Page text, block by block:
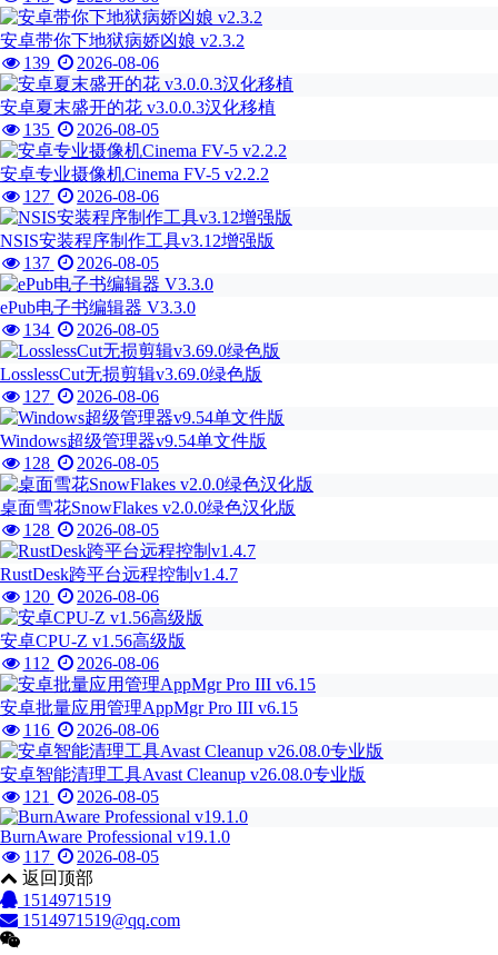
安卓带你下地狱病娇凶娘 v2.3.2
139
2026-08-06
安卓夏末盛开的花 v3.0.0.3汉化移植
135
2026-08-05
安卓专业摄像机Cinema FV-5 v2.2.2
127
2026-08-06
NSIS安装程序制作工具v3.12增强版
137
2026-08-05
ePub电子书编辑器 V3.3.0
134
2026-08-05
LosslessCut无损剪辑v3.69.0绿色版
127
2026-08-06
Windows超级管理器v9.54单文件版
128
2026-08-05
桌面雪花SnowFlakes v2.0.0绿色汉化版
128
2026-08-05
RustDesk跨平台远程控制v1.4.7
120
2026-08-06
安卓CPU-Z v1.56高级版
112
2026-08-06
安卓批量应用管理AppMgr Pro III v6.15
116
2026-08-06
安卓智能清理工具Avast Cleanup v26.08.0专业版
121
2026-08-05
BurnAware Professional v19.1.0
117
2026-08-05
返回顶部
1514971519
1514971519@qq.com